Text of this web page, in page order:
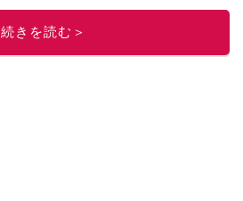
このイチオシストの他の記事を読む
続きを読む＞